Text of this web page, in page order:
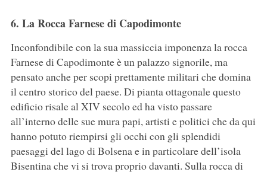
6. La Rocca Farnese di Capodimonte
Inconfondibile con la sua massiccia imponenza la rocca
Farnese di Capodimonte è un palazzo signorile, ma
pensato anche per scopi prettamente militari che domina
il centro storico del paese. Di pianta ottagonale questo
edificio risale al XIV secolo ed ha visto passare
all’interno delle sue mura papi, artisti e politici che da qui
hanno potuto riempirsi gli occhi con gli splendidi
paesaggi del lago di Bolsena e in particolare dell’isola
Bisentina che vi si trova proprio davanti. Sulla rocca di